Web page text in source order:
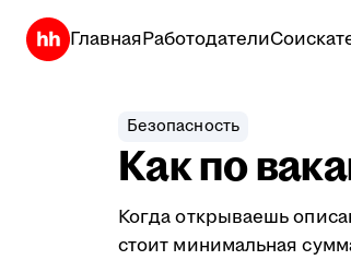
ГлавнаяРаботодатели
Безопасность
Как по
Когда открываешь
стоит минимальная